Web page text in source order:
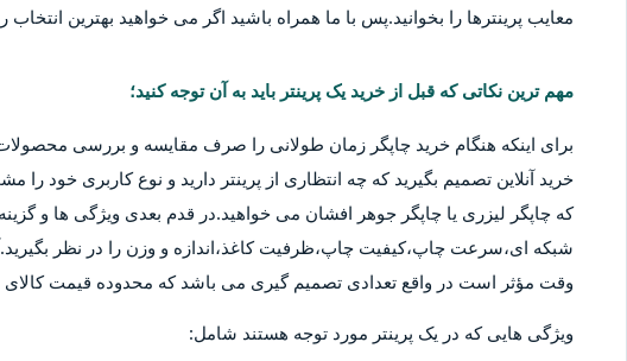
معایب پرینترها را بخوانید.پس با ما همراه باشید اگر می خواهید بهترین انتخاب
مهم ترین نکاتی که قبل از خرید یک پرینتر باید به آن توجه کنید؛
برای اینکه هنگام خرید چاپگر زمان طولانی را صرف مقایسه و بررسی محصولات
خرید آنلاین تصمیم بگیرید که چه انتظاری از پرینتر دارید و نوع کاربری خود
که چاپگر لیزری یا چاپگر جوهر افشان می خواهید.در قدم بعدی ویژگی ها و
شبکه ای،سرعت چاپ،کیفیت چاپ،ظرفیت کاغذ،اندازه و وزن را در نظر
وقت مؤثر است در واقع تعدادی تصمیم گیری می باشد که محدوده قیمت کالای
ویژگی هایی که در یک پرینتر مورد توجه هستند شامل: